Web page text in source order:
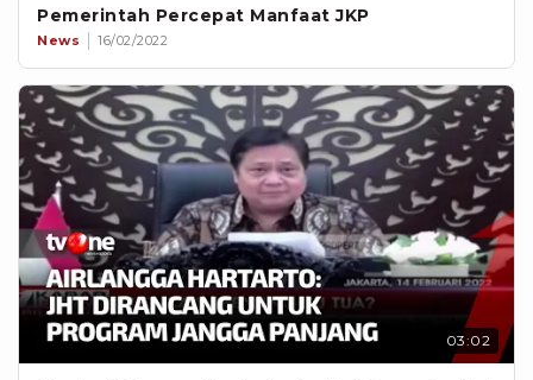
Pemerintah Percepat Manfaat JKP
News 16/02/2022
03:02